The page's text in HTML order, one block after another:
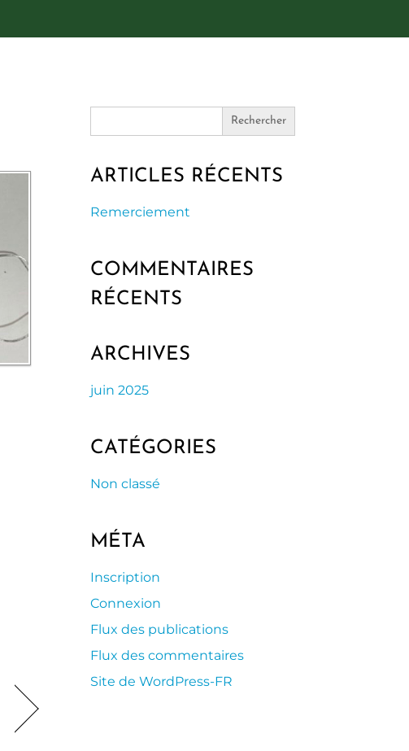
Search
ARTICLES RÉCENTS
Remerciement
COMMENTAIRES
RÉCENTS
ARCHIVES
juin 2025
CATÉGORIES
Non classé
MÉTA
Inscription
Connexion
Flux des publications
Flux des commentaires
Site de WordPress-FR